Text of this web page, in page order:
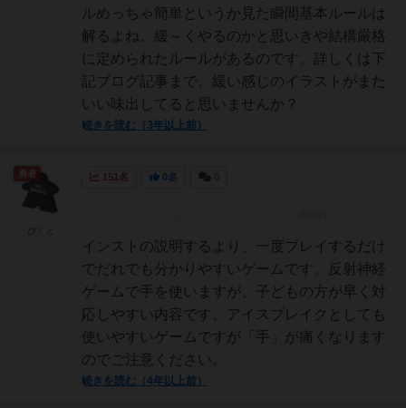
ルめっちゃ簡単というか見た瞬間基本ルールは
解るよね。緩～くやるのかと思いきや結構厳格
に定められたルールがあるのです。詳しくは下
記ブログ記事まで。緩い感じのイラストがまた
いい味出してると思いませんか？
続きを読む（3年以上前）
151名 0名
インストの説明するより、一度プレイするだけ
でだれでも分かりやすいゲームです。反射神経
ゲームで手を使いますが、子どもの方が早く対
応しやすい内容です。アイスブレイクとしても
使いやすいゲームですが「手」が痛くなります
のでご注意ください。
続きを読む（4年以上前）
勇者